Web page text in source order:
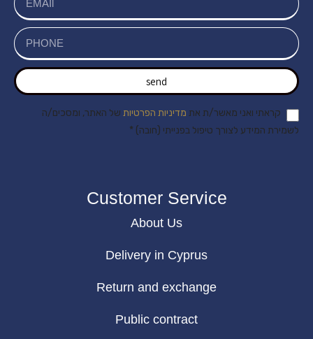
send
קראתי ואני מאשר/ת את מדיניות הפרטיות של האתר, ומסכים/ה
לשמירת המידע לצורך טיפול בפנייתי (חובה) *
Customer Service
About Us
Delivery in Cyprus
Return and exchange
Public contract